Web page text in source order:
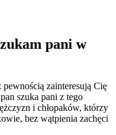
pani w
pewnością zainteresują Cię
szuka pani z tego
i chłopaków, którzy
bez wątpienia zachęci